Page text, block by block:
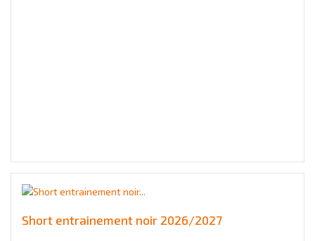
Short entrainement noir 2026/2027